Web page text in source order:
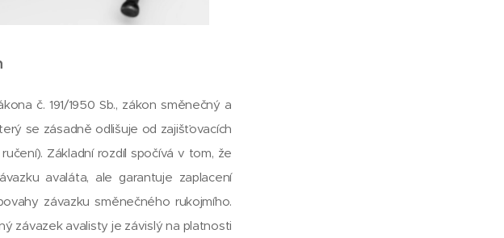
č. 191/1950 Sb., zákon směnečný a
se zásadně odlišuje od zajišťovacích
Základní rozdíl spočívá v tom, že
avaláta, ale garantuje zaplacení
závazku směnečného rukojmího.
závazek avalisty je závislý na platnosti